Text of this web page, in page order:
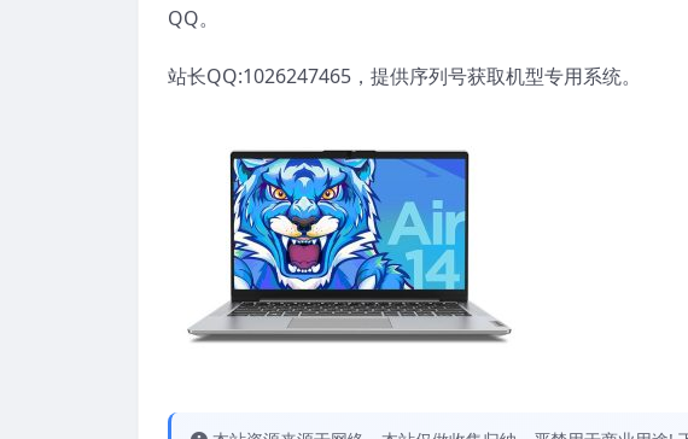
QQ。
站长QQ:1026247465，提供序列号获取机型专用系统。